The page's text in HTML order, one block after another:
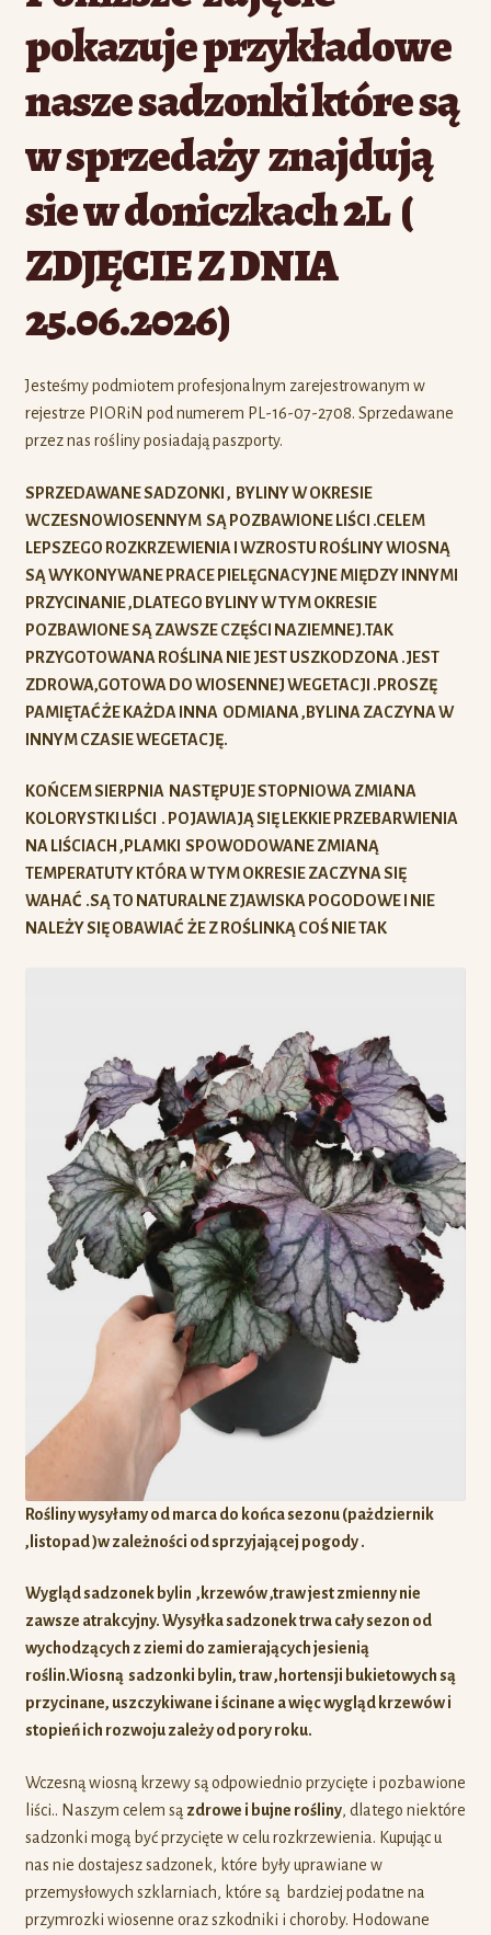
pokazuje przykładowe
nasze sadzonki które są
w sprzedaży znajdują
sie w doniczkach 2L (
ZDJĘCIE Z DNIA
25.06.2026)
Jesteśmy podmiotem profesjonalnym zarejestrowanym w
rejestrze PIORiN pod numerem PL-16-07-2708. Sprzedawane
przez nas rośliny posiadają paszporty.
SPRZEDAWANE SADZONKI , BYLINY W OKRESIE
WCZESNOWIOSENNYM SĄ POZBAWIONE LIŚCI .CELEM
LEPSZEGO ROZKRZEWIENIA I WZROSTU ROŚLINY WIOSNĄ
SĄ WYKONYWANE PRACE PIELĘGNACYJNE MIĘDZY INNYMI
PRZYCINANIE ,DLATEGO BYLINY W TYM OKRESIE
POZBAWIONE SĄ ZAWSZE CZĘŚCI NAZIEMNEJ.TAK
PRZYGOTOWANA ROŚLINA NIE JEST USZKODZONA .JEST
ZDROWA,GOTOWA DO WIOSENNEJ WEGETACJI .PROSZĘ
PAMIĘTAĆ ŻE KAŻDA INNA ODMIANA ,BYLINA ZACZYNA W
INNYM CZASIE WEGETACJĘ.
KOŃCEM SIERPNIA NASTĘPUJE STOPNIOWA ZMIANA
KOLORYSTKI LIŚCI . POJAWIAJĄ SIĘ LEKKIE PRZEBARWIENIA
NA LIŚCIACH ,PLAMKI SPOWODOWANE ZMIANĄ
TEMPERATUTY KTÓRA W TYM OKRESIE ZACZYNA SIĘ
WAHAĆ .SĄ TO NATURALNE ZJAWISKA POGODOWE I NIE
NALEŻY SIĘ OBAWIAĆ ŻE Z ROŚLINKĄ COŚ NIE TAK
Rośliny wysyłamy od marca do końca sezonu (pażdziernik
,listopad )w zależności od sprzyjającej pogody .
Wygląd sadzonek bylin ,krzewów ,traw jest zmienny nie
zawsze atrakcyjny. Wysyłka sadzonek trwa cały sezon od
wychodzących z ziemi do zamierających jesienią
roślin.Wiosną sadzonki bylin, traw ,hortensji bukietowych są
przycinane, uszczykiwane i ścinane a więcwygląd krzewów i
stopień ich rozwoju zależy od pory roku.
Wczesną wiosną krzewy są odpowiednio przycięte i pozbawione
liści.. Naszym celem są zdrowe i bujne rośliny, dlatego niektóre
sadzonki mogą być przycięte w celu rozkrzewienia. Kupując u
nas nie dostajesz sadzonek, które były uprawiane w
przemysłowych szklarniach, które są bardziej podatne na
przymrozki wiosenne oraz szkodniki i choroby. Hodowane